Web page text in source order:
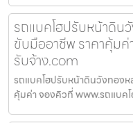
รถแบคโฮปรับหน้าดิน
ขับมืออาชีพ ราคาคุ้ม
รับจ้าง.com
รถแบคโฮปรับหน้าดินวังทองห
คุ้มค่า จองคิวที่ www.รถแบค